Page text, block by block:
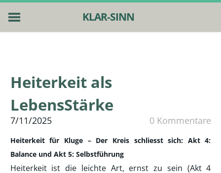
KLAR-SINN
PUBLIKATIONEN
NEWS
Heiterkeit als
LebensStärke
7/11/2025 0 Kommentare
Heiterkeit für Kluge – Der Kreis schliesst sich: Akt 4:
Balance und Akt 5: Selbstführung
Heiterkeit ist die leichte Art, ernst zu sein (Akt 4